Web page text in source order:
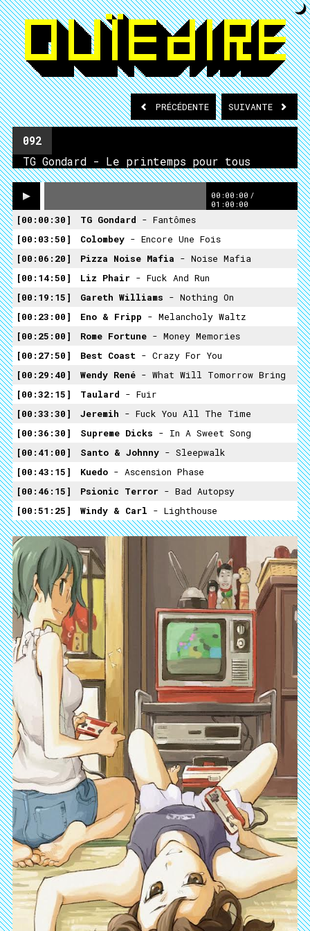
PRÉCÉDENTE SUIVANTE
092
TG Gondard - Le printemps pour tous
00:00:00 /
01:00:00
00:00:30 TG Gondard - Fantômes
00:03:50
Colombey - Encore Une Fois
00:06:20
Pizza Noise Mafia - Noise Mafia
00:14:50
Liz Phair - Fuck And Run
00:19:15
Gareth Williams - Nothing On
00:23:00
Eno & Fripp - Melancholy Waltz
00:25:00
Rome Fortune - Money Memories
00:27:50
Best Coast - Crazy For You
00:29:40
Wendy René - What Will Tomorrow Bring
00:32:15
Taulard - Fuir
00:33:30
Jeremih - Fuck You All The Time
00:36:30
Supreme Dicks - In A Sweet Song
00:41:00
Santo & Johnny - Sleepwalk
00:43:15
Kuedo - Ascension Phase
00:46:15
Psionic Terror - Bad Autopsy
00:51:25
Windy & Carl - Lighthouse